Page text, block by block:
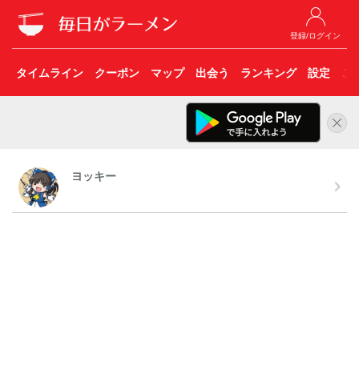
登録/ログイン
タイムライン クーポン マップ 出会う ランキング 設定 こ
ヨッキー